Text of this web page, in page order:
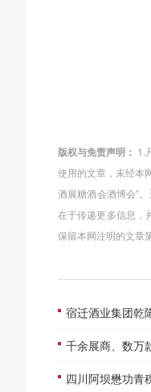
版权与免责声明： 1.
使用的文章，未经本
酒展糖酒会酒博会”
在于传递更多信息，
保留本网注明的文章
宿迁酒业集团乾
千余展商、数万款产
四川阿坝懋功青稞